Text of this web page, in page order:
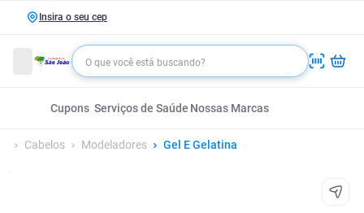
Insira o seu cep
Cupons Serviços de Saúde Nossas Marcas
Cabelos Modeladores Gel E Gelatina